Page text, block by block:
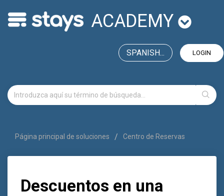
ACADEMY
LOGIN
SPANISH...
Página principal de soluciones Centro de Reservas
Descuentos en una